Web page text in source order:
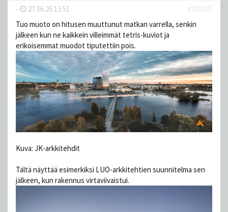
- 27.06.26 13:51
#109247
Tuo muoto on hitusen muuttunut matkan varrella, senkin
jälkeen kun ne kaikkein villeimmät tetris-kuviot ja
erikoisemmat muodot tiputettiin pois.
Kuva: JK-arkkitehdit
Tältä näyttää esimerkiksi LUO-arkkitehtien suunnitelma sen
jälkeen, kun rakennus virtaviivaistui.